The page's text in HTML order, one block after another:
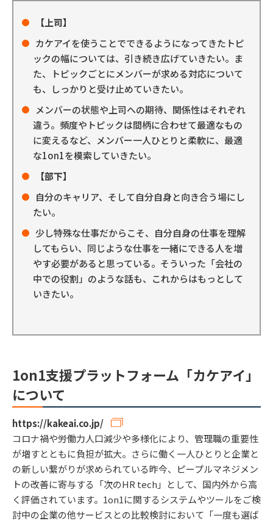
【上司】
カケアイを使うことでできるようになってきたトピ
ックの幅については、引き続き広げていきたい。ま
た、トピックごとにメンバーが求める対応について
も、しっかりと受け止めていきたい。
メンバーの状態や上司への期待、関係性はそれぞれ
違う。頻度やトピックは間柄に合わせて最適なもの
に変えるなど、メンバー一人ひとりと柔軟に、最適
な1on1を模索していきたい。
【部下】
自分のキャリア、そして自分自身と向き合う場にし
たい。
少し特殊な仕事だからこそ、自分自身の仕事を理解
してもらい、同じような仕事を一緒にできる人を増
やす必要があると思っている。そういった「会社の
中での役割」のような話も、これからはもっとして
いきたい。
1on1支援プラットフォーム「カケアイ」
について
https://kakeai.co.jp/
コロナ禍や労働力人口減少や多様化により、管理職の重要性
が増すとともに負担が拡大。さらに働く一人ひとりと企業と
の新しい繋がりが求められている昨今、ピープルマネジメン
トの改善に寄与する「次のHR tech」として、国内外から高
く評価されています。1on1に関するシステムやツールをご検
討中の企業の他サービスとの比較検討において「一度も選ば